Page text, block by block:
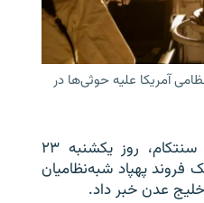
آمریکا علیه حوثی‌ها در
ستاد فرماندهی مرکزی آمریکا، سنتکام، روز یکشنبه ۲۳
فروند پهپاد شبه‌نظامیان
عدن خبر داد.